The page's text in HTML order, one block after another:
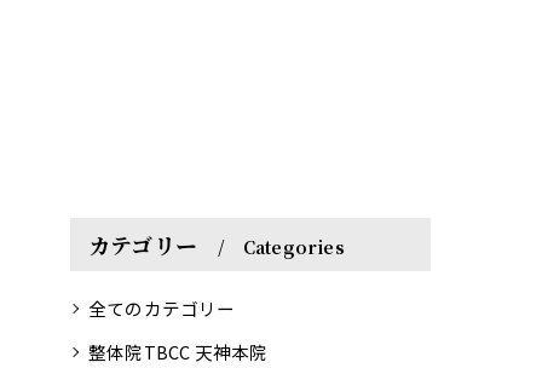
カテゴリー Categories
全てのカテゴリー
整体院TBCC 天神本院